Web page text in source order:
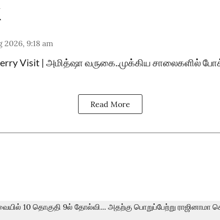
2026, 9:18 am
Visit | அமித்ஷா வருகை..முக்கிய சாலைகளில்
Read More